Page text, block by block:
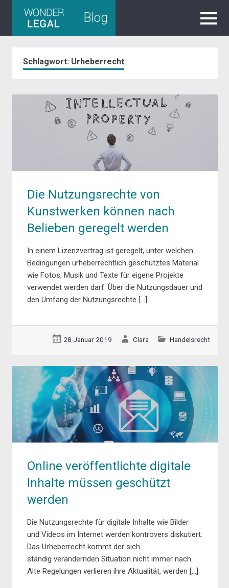
Blog
Schlagwort: Urheberrecht
Die Nutzungsrechte von
Kunstwerken können nach
Belieben geregelt werden
In einem Lizenzvertrag ist geregelt, unter welchen
Bedingungen urheberrechtlich geschütztes Material
wie Fotos, Musik und Texte für eigene Projekte
verwendet werden darf. Über die Nutzungsdauer und
den Umfang der Nutzungsrechte […]
28 Januar 2019 Clara Handelsrecht
Online veröffentlichte digitale
Inhalte müssen geschützt
werden
Die Nutzungsrechte für digitale Inhalte wie Bilder
und Videos im Internet werden kontrovers diskutiert.
Das Urheberrecht kommt der sich
ständig verändernden Situation nicht immer nach.
Alte Regelungen verlieren ihre Aktualität, werden […]